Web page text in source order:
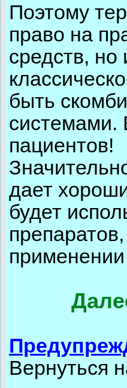
Поэтому
право на
средств,
быть
системами.
пациентов!
дает
будет
Вернуться